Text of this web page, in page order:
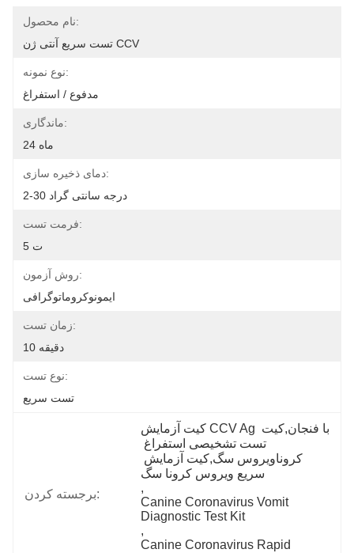
نام محصول:
تست سریع آنتی ژن CCV
نوع نمونه:
مدفوع / استفراغ
ماندگاری:
24 ماه
دمای ذخیره سازی:
2-30 درجه سانتی گراد
فرمت تست:
5 ت
روش آزمون:
ایمونوکروماتوگرافی
زمان تست:
10 دقیقه
نوع تست:
تست سریع
برجسته کردن:
کیت آزمایش CCV Ag با فنجان,کیت
سریع ویروس کرونا سگ
,
Canine Coronavirus Vomit
Diagnostic Test Kit
,
Canine Coronavirus Rapid